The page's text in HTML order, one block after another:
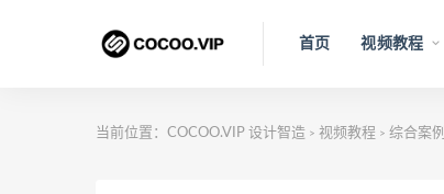
首页 视频教程
当前位置： COCOO.VIP 设计智造 > 视频教程 > 综合案例